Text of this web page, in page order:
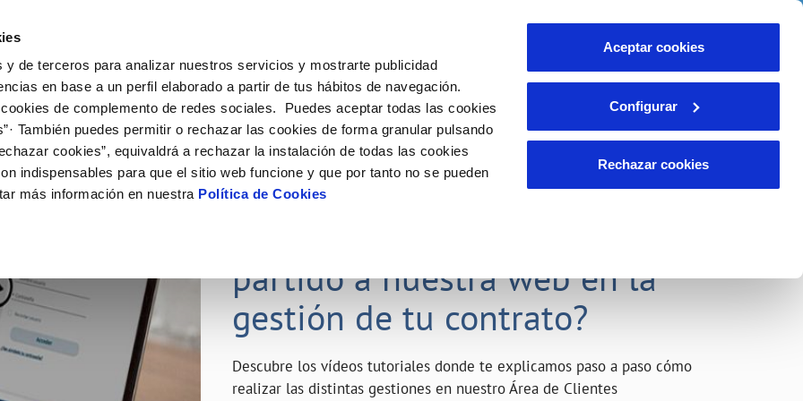
y de terceros para analizar nuestros servicios y mostrarte publicidad
en base a un perfil elaborado a partir de tus hábitos de navegación.
de complemento de redes sociales. Puedes aceptar todas las cookies
También puedes permitir o rechazar las cookies de forma granular pulsando
cookies”, equivaldrá a rechazar la instalación de todas las cookies
indispensables para que el sitio web funcione y que por tanto no se pueden
más información en nuestra Política de Cookies
Aceptar cookies
Configurar
Rechazar cookies
de titular
de suministro
MODIFICACIÓN DE DATOS
Actualizar datos bancarios
Actualizar datos de domicilio
INCIDENCIAS
Comunica anomalías o posibles
VER TODAS LAS GESTIONES
Tu Servicio
AL CLIENTE
contacto
de fuga interior
COMPROMISO DE SERVICIO
Carta de compromisos
Customer Counsel (Defensa del cliente)
Tu Agua
del agua
CUIDADOS DEL AGUA
Consejos de ahorro
Depósitos de reserva
Conócenos
DE GESTIÓN Y CERTIFICADOS
Nuestros compromisos
23 ABR 2020
partido a nuestra web en la
gestión de tu contrato?
Descubre los vídeos tutoriales donde te explicamos paso a paso cómo
realizar las distintas gestiones en nuestro Área de Clientes